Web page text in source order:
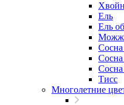
Ель
Ель
Сосна
Сосна
Тисс
Многолетние